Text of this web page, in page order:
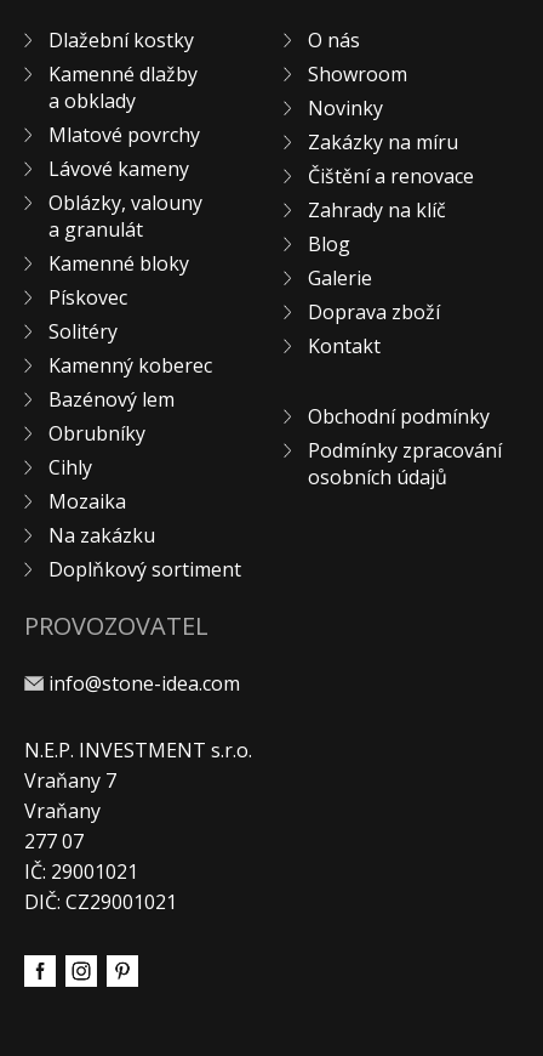
Dlažební kostky
Kamenné dlažby
a obklady
Mlatové povrchy
Lávové kameny
Oblázky, valouny
a granulát
Kamenné bloky
Pískovec
Solitéry
Kamenný koberec
Bazénový lem
Obrubníky
Cihly
Mozaika
Na zakázku
Doplňkový sortiment
O nás
Showroom
Novinky
Zakázky na míru
Čištění a renovace
Zahrady na klíč
Blog
Galerie
Doprava zboží
Kontakt
Obchodní podmínky
Podmínky zpracování
osobních údajů
PROVOZOVATEL
info@stone-idea.com
N.E.P. INVESTMENT s.r.o.
Vraňany 7
Vraňany
277 07
IČ: 29001021
DIČ: CZ29001021